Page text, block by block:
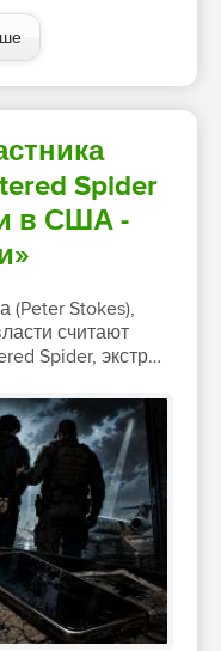
Spider
в США -
(Peter Stokes),
считают
Spider, экстр…